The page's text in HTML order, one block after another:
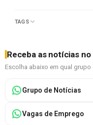
TAGS
Receba as notícias
Escolha abaixo em qual
Grupo de Notícias
Vagas de Emprego